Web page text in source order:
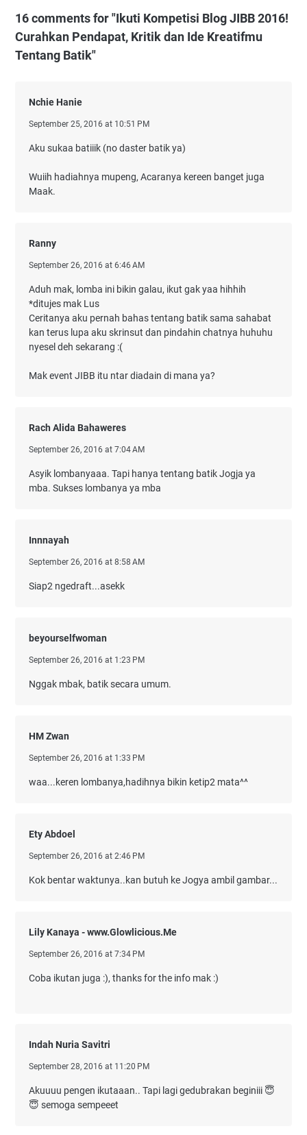
16 comments for "Ikuti Kompetisi Blog JIBB 2016!
Curahkan Pendapat, Kritik dan Ide Kreatifmu
Tentang Batik"
Nchie Hanie
September 25, 2016 at 10:51 PM
Aku sukaa batiiik (no daster batik ya)
Wuiih hadiahnya mupeng, Acaranya kereen banget juga
Maak.
Ranny
September 26, 2016 at 6:46 AM
Aduh mak, lomba ini bikin galau, ikut gak yaa hihhih
*ditujes mak Lus
Ceritanya aku pernah bahas tentang batik sama sahabat
kan terus lupa aku skrinsut dan pindahin chatnya huhuhu
nyesel deh sekarang :(
Mak event JIBB itu ntar diadain di mana ya?
Rach Alida Bahaweres
September 26, 2016 at 7:04 AM
Asyik lombanyaaa. Tapi hanya tentang batik Jogja ya
mba. Sukses lombanya ya mba
Innnayah
September 26, 2016 at 8:58 AM
Siap2 ngedraft...asekk
beyourselfwoman
September 26, 2016 at 1:23 PM
Nggak mbak, batik secara umum.
HM Zwan
September 26, 2016 at 1:33 PM
waa...keren lombanya,hadihnya bikin ketip2 mata^^
Ety Abdoel
September 26, 2016 at 2:46 PM
Kok bentar waktunya..kan butuh ke Jogya ambil gambar...
Lily Kanaya - www.Glowlicious.Me
September 26, 2016 at 7:34 PM
Coba ikutan juga :), thanks for the info mak :)
Indah Nuria Savitri
September 28, 2016 at 11:20 PM
Akuuuu pengen ikutaaan.. Tapi lagi gedubrakan beginiii 😇
😇 semoga sempeeet